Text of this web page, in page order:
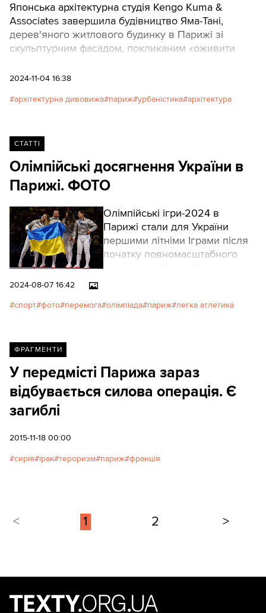
Японська архітектурна студія Kengo Kuma &
Associates завершила будівництво Яма-Тані,
дерев'яного житлового будинку в Парижі зі
скульптурним фасадом, покликаним «оживити
2024-11-04 16:38
архітектурна дивовижа париж урбаністика архітектура
СТАТТІ
Олімпійські досягнення України в
Парижі. ФОТО
Олімпійські ігри-2024 в
Парижі стали для України
першими літніми Іграми після
початку повномасштабного
українських перемог.
2024-08-07 16:42
спорт фото перемога олімпіада париж легка атлетика
ФРАГМЕНТИ
У передмісті Парижа зараз
відбувається силова операція. Є
загиблі
2015-11-18 00:00
сирія ірак тероризм париж франція
< 1 2 >